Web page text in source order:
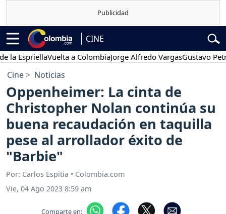
CINE
Vuelta a ColombiaJorge Alfredo VargasGustavo Petro
Cine Noticias
Oppenheimer: La cinta de
Christopher Nolan continúa su
buena recaudación en taquilla
pese al arrollador éxito de
"Barbie"
Por: Carlos Espitia • Colombia.com
Vie, 04 Ago 2023 8:59 am
Comparte en: